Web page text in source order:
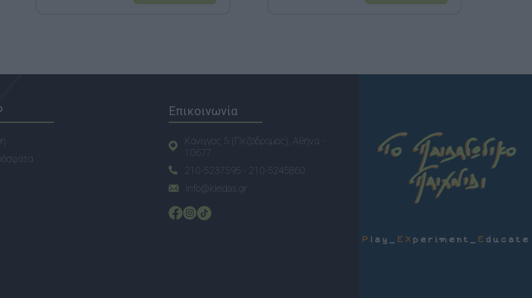
Επικοινωνία
Κάνιγγος 5 (Πεζόδρομος), Αθήνα -
10677
210-5237595 - 210-5245860
info@kleidas.gr